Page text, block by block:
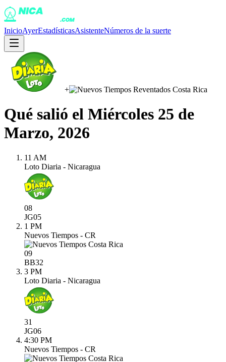
InicioAyerEstadísticasAsistenteNúmeros de la suerte
+
Qué salió el Miércoles 25 de
Marzo, 2026
11 AM
Loto Diaria - Nicaragua
08
JG05
1 PM
Nuevos Tiempos - CR
09
BB32
3 PM
Loto Diaria - Nicaragua
31
JG06
4:30 PM
Nuevos Tiempos - CR